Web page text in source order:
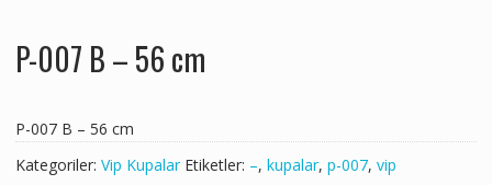
P-007 B – 56 cm
P-007 B – 56 cm
Kategoriler: Vip Kupalar Etiketler: –, kupalar, p-007, vip